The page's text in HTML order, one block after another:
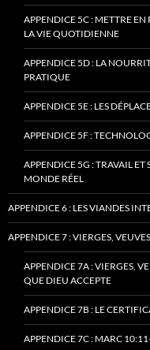
APPENDICE 5C : METTRE EN
LA VIE QUOTIDIENNE
APPENDICE 5D : LA
PRATIQUE
APPENDICE 5E : LES
APPENDICE 5F :
APPENDICE 5G : TRAVAIL
MONDE RÉEL
APPENDICE 6 : LES VIANDES
APPENDICE 7 : VIERGES,
APPENDICE 7A : VIERGES,
QUE DIEU ACCEPTE
APPENDICE 7B : LE
APPENDICE 7C : MARC